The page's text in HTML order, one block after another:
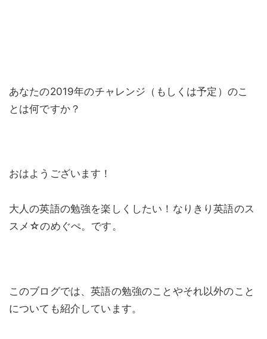
あなたの2019年のチャレンジ（もしくは予定）のこ
とは何ですか？
おはようございます！
大人の英語の勉強を楽しくしたい！なりきり英語のス
スメ☆のめぐぺ。です。
このブログでは、英語の勉強のことやそれ以外のこと
についても紹介しています。